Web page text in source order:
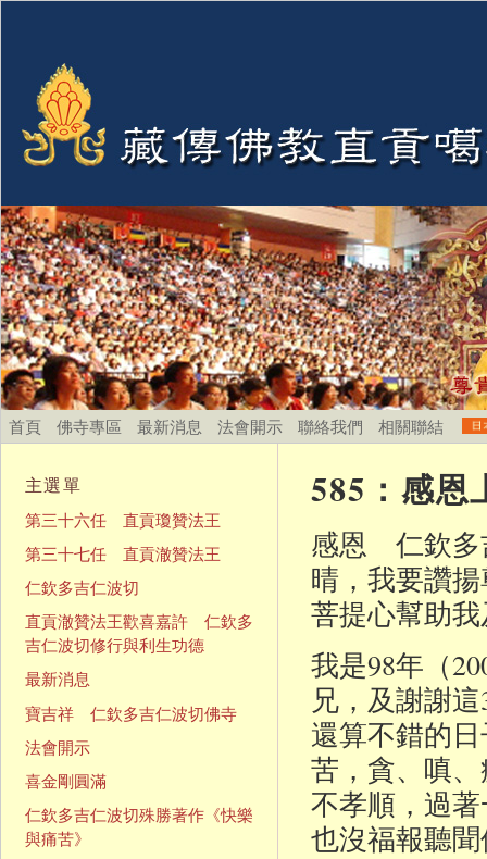
首頁 佛寺專區 最新消息 法會開示 聯絡我們 相關聯結
585：感恩
感恩 仁欽多
晴，我要讚
菩提心幫助
我是98年（
兄，及謝謝
還算不錯的
苦，貪、嗔
不孝順，過
也沒福報聽
主選單
第三十六任 直貢瓊贊法王
第三十七任 直貢澈贊法王
仁欽多吉仁波切
直貢澈贊法王歡喜嘉許 仁欽多
吉仁波切修行與利生功德
最新消息
寶吉祥 仁欽多吉仁波切佛寺
法會開示
喜金剛圓滿
仁欽多吉仁波切殊勝著作《快樂
與痛苦》